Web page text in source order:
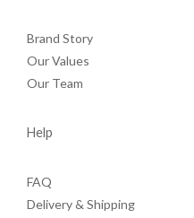
Brand Story
Our Values
Our Team
Help
FAQ
Delivery & Shipping